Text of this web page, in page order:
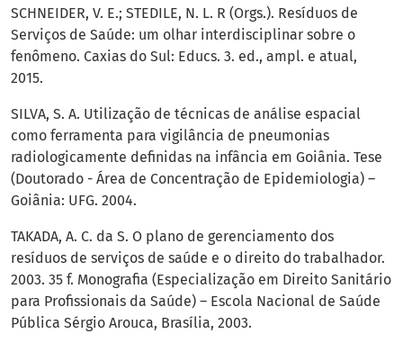
SCHNEIDER, V. E.; STEDILE, N. L. R (Orgs.). Resíduos de
Serviços de Saúde: um olhar interdisciplinar sobre o
fenômeno. Caxias do Sul: Educs. 3. ed., ampl. e atual,
2015.
SILVA, S. A. Utilização de técnicas de análise espacial
como ferramenta para vigilância de pneumonias
radiologicamente definidas na infância em Goiânia. Tese
(Doutorado - Área de Concentração de Epidemiologia) –
Goiânia: UFG. 2004.
TAKADA, A. C. da S. O plano de gerenciamento dos
resíduos de serviços de saúde e o direito do trabalhador.
2003. 35 f. Monografia (Especialização em Direito Sanitário
para Profissionais da Saúde) – Escola Nacional de Saúde
Pública Sérgio Arouca, Brasília, 2003.